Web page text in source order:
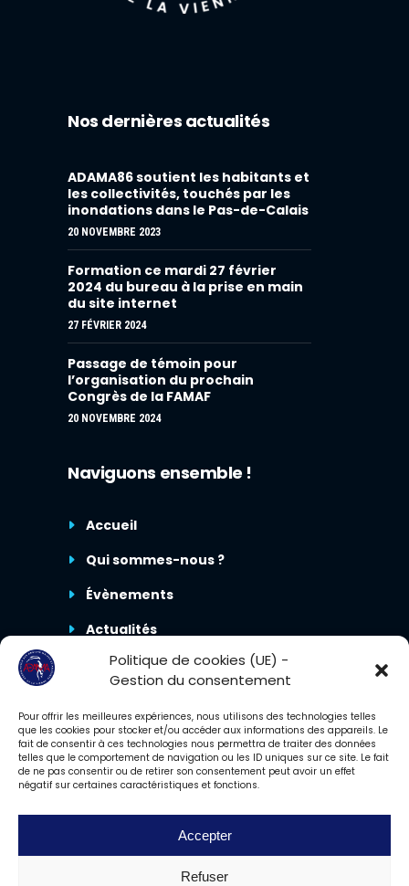
Politique de cookies (UE) -
Gestion du consentement
Pour offrir les meilleures expériences, nous utilisons des technologies telles
que les cookies pour stocker et/ou accéder aux informations des appareils. Le
fait de consentir à ces technologies nous permettra de traiter des données
telles que le comportement de navigation ou les ID uniques sur ce site. Le fait
de ne pas consentir ou de retirer son consentement peut avoir un effet
négatif sur certaines caractéristiques et fonctions.
Accepter
Refuser
Nos dernières actualités
ADAMA86 soutient les habitants et
les collectivités, touchés par les
inondations dans le Pas-de-Calais
20 NOVEMBRE 2023
Formation ce mardi 27 février
2024 du bureau à la prise en main
du site internet
27 FÉVRIER 2024
Passage de témoin pour
l’organisation du prochain
Congrès de la FAMAF
20 NOVEMBRE 2024
Naviguons ensemble !
Accueil
Qui sommes-nous ?
Évènements
Actualités
Nous contacter
2023 – Tous droits réservés. ©ADAMA86.
Propulsé avec ♥ par